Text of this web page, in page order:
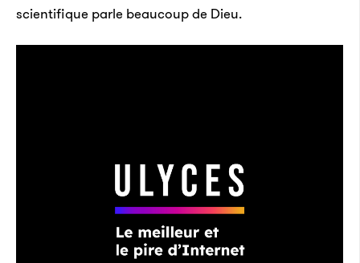
scientifique parle beaucoup de Dieu.